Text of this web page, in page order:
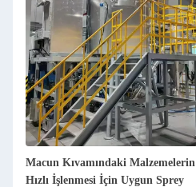
Macun Kıvamındaki Malzemelerin
Hızlı İşlenmesi İçin Uygun Sprey